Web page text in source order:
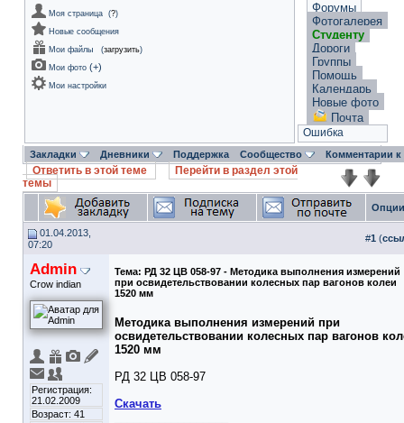
Моя страница (?)
Новые сообщения
Мои файлы
(загрузить)
Мои фото (+)
Мои настройки
Форумы
Фотогалерея
Студенту
Дороги
Группы
Помощь
Календарь
Новые фото
Почта
Ошибка
Закладки Дневники Поддержка Сообщество Комментарии
Ответить в этой теме
Перейти в раздел этой
темы
01.04.2013,
07:20
#1 (
Admin
Crow indian
Регистрация:
21.02.2009
Возраст: 41
Тема: РД 32 ЦВ 058-97 - Методика выполнения измерений
при освидетельствовании колесных пар вагонов колеи
1520 мм
Методика выполнения измерений при
освидетельствовании колесных пар вагонов
1520 мм
РД 32 ЦВ 058-97
Скачать